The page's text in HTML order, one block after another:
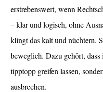
erstrebenswert, wenn
– klar und logisch, ohne
klingt das kalt und nüchtern.
beweglich. Dazu gehört,
tipptopp greifen lassen,
ausbrechen.